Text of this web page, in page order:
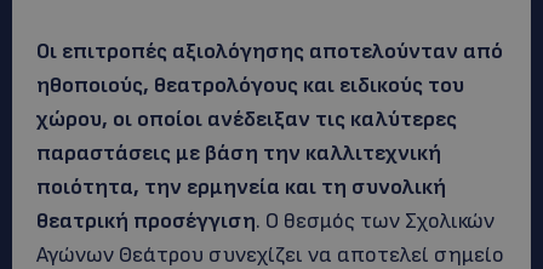
Οι επιτροπές αξιολόγησης αποτελούνταν από
ηθοποιούς, θεατρολόγους και ειδικούς του
χώρου, οι οποίοι ανέδειξαν τις καλύτερες
παραστάσεις με βάση την καλλιτεχνική
ποιότητα, την ερμηνεία και τη συνολική
θεατρική προσέγγιση. Ο θεσμός των Σχολικών
Αγώνων Θεάτρου συνεχίζει να αποτελεί σημείο